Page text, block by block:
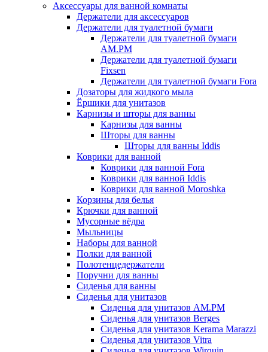
Аксессуары для ванной комнаты
Держатели для аксессуаров
Держатели для туалетной бумаги
Держатели для туалетной бумаги
AM.PM
Держатели для туалетной бумаги
Fixsen
Держатели для туалетной бумаги Fora
Дозаторы для жидкого мыла
Ёршики для унитазов
Карнизы и шторы для ванны
Карнизы для ванны
Шторы для ванны
Шторы для ванны Iddis
Коврики для ванной
Коврики для ванной Fora
Коврики для ванной Iddis
Коврики для ванной Moroshka
Корзины для белья
Крючки для ванной
Мусорные вёдра
Мыльницы
Наборы для ванной
Полки для ванной
Полотенцедержатели
Поручни для ванны
Сиденья для ванны
Сиденья для унитазов
Сиденья для унитазов AM.PM
Сиденья для унитазов Berges
Сиденья для унитазов Kerama Marazzi
Сиденья для унитазов Vitra